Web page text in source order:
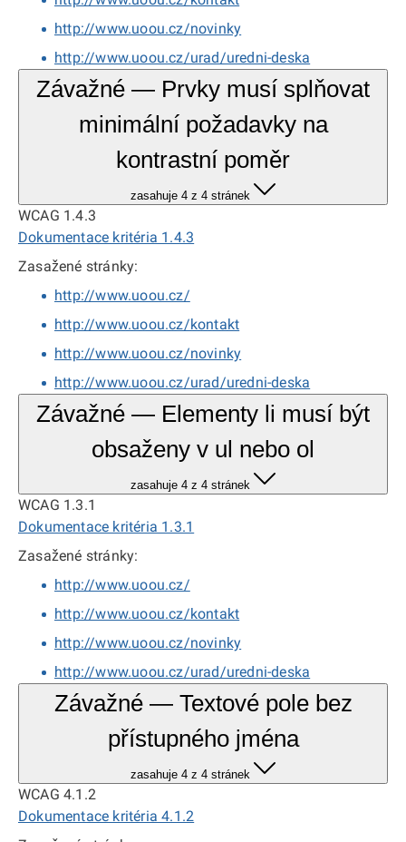
http://www.uoou.cz/novinky
http://www.uoou.cz/urad/uredni-deska
Závažné — Prvky musí splňovat
minimální požadavky na
kontrastní poměr
zasahuje 4 z 4 stránek
WCAG 1.4.3
Dokumentace kritéria 1.4.3
Zasažené stránky:
http://www.uoou.cz/
http://www.uoou.cz/kontakt
http://www.uoou.cz/novinky
http://www.uoou.cz/urad/uredni-deska
Závažné — Elementy li musí být
obsaženy v ul nebo ol
zasahuje 4 z 4 stránek
WCAG 1.3.1
Dokumentace kritéria 1.3.1
Zasažené stránky:
http://www.uoou.cz/
http://www.uoou.cz/kontakt
http://www.uoou.cz/novinky
http://www.uoou.cz/urad/uredni-deska
Závažné — Textové pole bez
přístupného jména
zasahuje 4 z 4 stránek
WCAG 4.1.2
Dokumentace kritéria 4.1.2